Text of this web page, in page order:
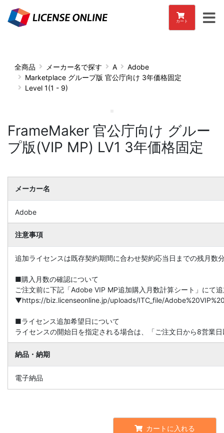
カート
全商品 メーカー名で探す A
Adobe
Marketplace グループ版 官公庁向け 3年価格固定
Level 1(1 - 9)
FrameMaker 官公庁向け グルー
プ版(VIP MP) LV1 3年価格固定
メーカー名
Adobe
注意事項
追加ライセンスは既存契約期間に合わせ契約応当日までの残月数
■購入月数の確認について
ご注文前に下記「Adobe VIP MP追加購入月数計算シート」にて
▼https://biz.licenseonline.jp/uploads/ITC_file/
■ライセンス追加希望日について
ライセンスの開始日を指定される場合は、「ご注文日から8営業
納品・納期
電子納品
カートに入れる